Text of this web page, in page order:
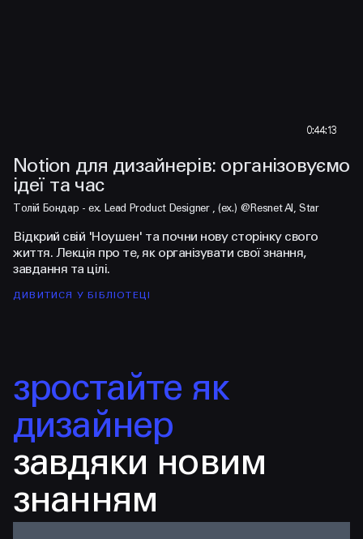
0:44:13
Переглянути тизер
Notion для дизайнерів: організовуємо
ідеї та час
Толій Бондар - ex. Lead Product Designer , (ex.) @Resnet AI, Star
Відкрий свій 'Ноушен' та почни нову сторінку свого
життя. Лекція про те, як організувати свої знання,
завдання та цілі.
ДИВИТИСЯ У БІБЛІОТЕЦІ
зростайте як
дизайнер
завдяки новим
знанням